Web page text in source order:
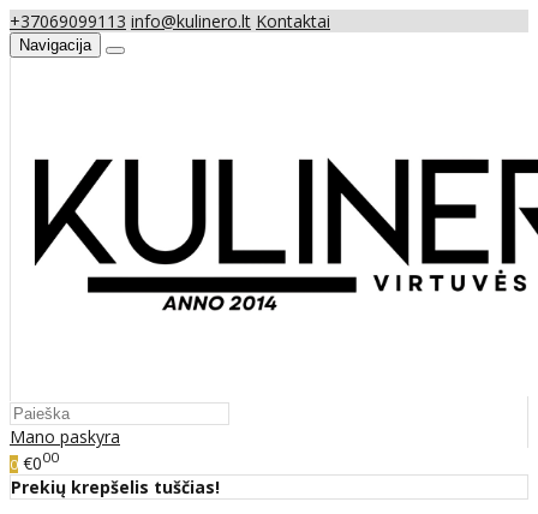
+37069099113 info@kulinero.lt Kontaktai
Navigacija
Mano paskyra
0 €000
Prekių krepšelis tuščias!